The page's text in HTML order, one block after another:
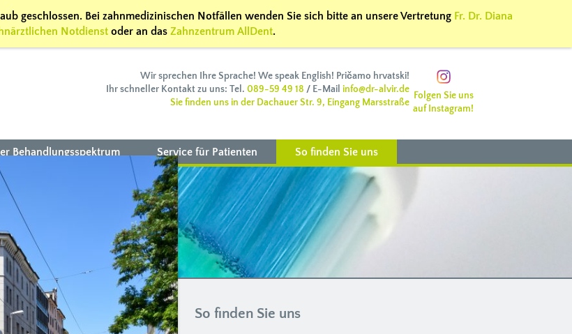
geschlossen. Bei zahnmedizinischen Notfällen wenden Sie sich bitte an unsere Vertretung Fr. Dr. Diana
Notdienstoder an das Zahnzentrum AllDent.
Wir sprechen Ihre Sprache! We speak English! Pričamo hrvatski!
Ihr schneller Kontakt zu uns: Tel.089-59 49 18 / E-Mail info@dr-alvir.de
Sie finden uns in der Dachauer Str. 9, Eingang Marsstraße
Folgen Sie uns
auf Instagram!
Behandlungsspektrum Service für Patienten So finden Sie uns
So finden Sie uns